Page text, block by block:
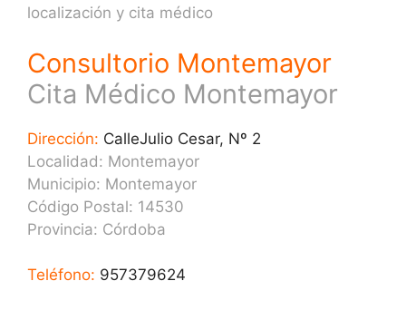
localización y cita médico
Consultorio Montemayor
Cita Médico Montemayor
Dirección: CalleJulio Cesar, Nº 2
Localidad: Montemayor
Municipio: Montemayor
Código Postal: 14530
Provincia: Córdoba
Teléfono: 957379624